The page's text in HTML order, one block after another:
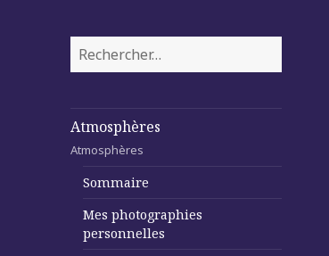
Rechercher :
Atmosphères
Atmosphères
Sommaire
Mes photographies
personnelles